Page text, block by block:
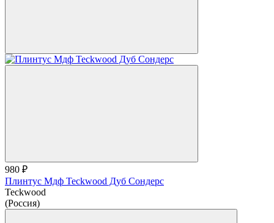
980 ₽
Плинтус Мдф Teckwood Дуб Сондерс
Teckwood
(Россия)